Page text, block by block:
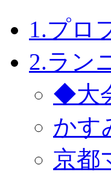
1.プロ
2.ラン
◆大
かす
京都